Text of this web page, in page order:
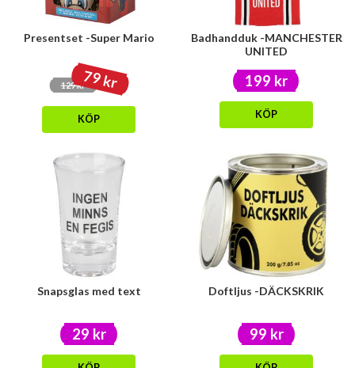
Presentset -Super Mario
129 kr79 kr
KÖP
Badhandduk -MANCHESTER
UNITED
199 kr
KÖP
Snapsglas med text
29 kr
Doftljus -DÄCKSKRIK
99 kr